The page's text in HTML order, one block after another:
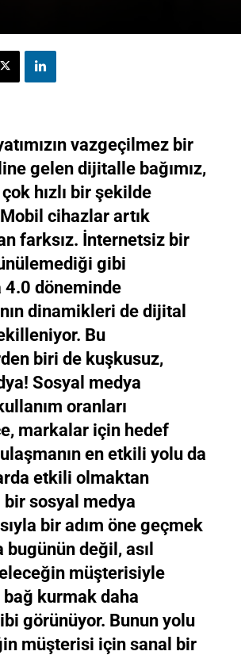
vazgeçilmez bir
gelen dijitalle bağımız,
çok hızlı bir şekilde
cihazlar artık
farksız. İnternetsiz bir
gibi
4.0 döneminde
dinamikleri de dijital
Bu
biri de kuşkusuz,
Sosyal medya
oranları
markalar için hedef
en etkili yolu da
etkili olmaktan
sosyal medya
bir adım öne geçmek
bugünün değil, asıl
müşterisiyle
kurmak daha
görünüyor. Bunun yolu
müşterisi için sanal bir